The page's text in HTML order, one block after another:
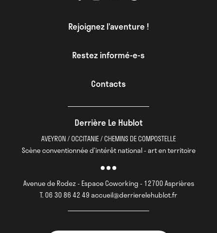
Rejoignez l’aventure !
Restez informé-e-s
Contacts
Derrière Le Hublot
AVEYRON / OCCITANIE / CHEMINS DE COMPOSTELLE
Scène conventionnée d’intérêt national - art en territoire
Avenue de Rodez - Espace Coworking - 12700 Asprières
T. 06 30 86 42 49 accueil@derrierelehublot.fr